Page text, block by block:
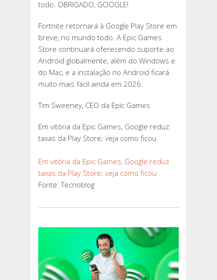
todo. OBRIGADO, GOOGLE!
Fortnite retornará à Google Play Store em
breve, no mundo todo. A Epic Games
Store continuará oferecendo suporte ao
Android globalmente, além do Windows e
do Mac, e a instalação no Android ficará
muito mais fácil ainda em 2026.
Tim Sweeney, CEO da Epic Games
Em vitória da Epic Games, Google reduz
taxas da Play Store; veja como ficou
Em vitória da Epic Games, Google reduz
taxas da Play Store; veja como ficou
Fonte: Tecnoblog